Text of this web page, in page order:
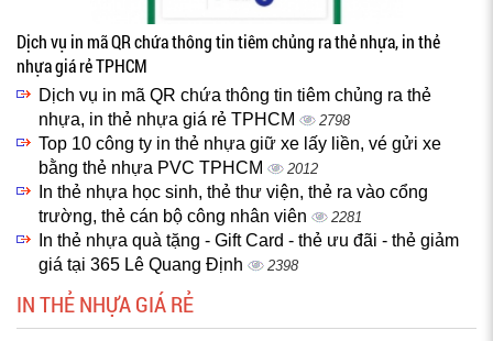
Dịch vụ in mã QR chứa thông tin tiêm chủng ra thẻ nhựa, in thẻ
nhựa giá rẻ TPHCM
Dịch vụ in mã QR chứa thông tin tiêm chủng ra thẻ
nhựa, in thẻ nhựa giá rẻ TPHCM
2798
Top 10 công ty in thẻ nhựa giữ xe lấy liền, vé gửi xe
bằng thẻ nhựa PVC TPHCM
2012
In thẻ nhựa học sinh, thẻ thư viện, thẻ ra vào cổng
trường, thẻ cán bộ công nhân viên
2281
In thẻ nhựa quà tặng - Gift Card - thẻ ưu đãi - thẻ giảm
giá tại 365 Lê Quang Định
2398
IN THẺ NHỰA GIÁ RẺ